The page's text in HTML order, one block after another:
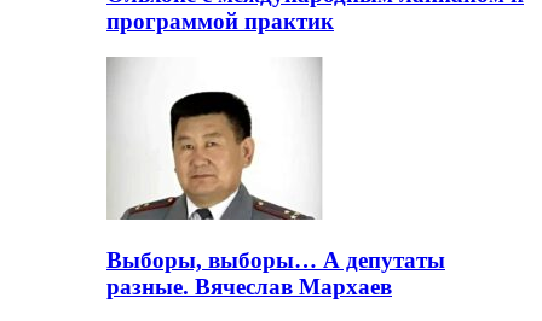
программой практик
Выборы, выборы… А депутаты
разные. Вячеслав Мархаев